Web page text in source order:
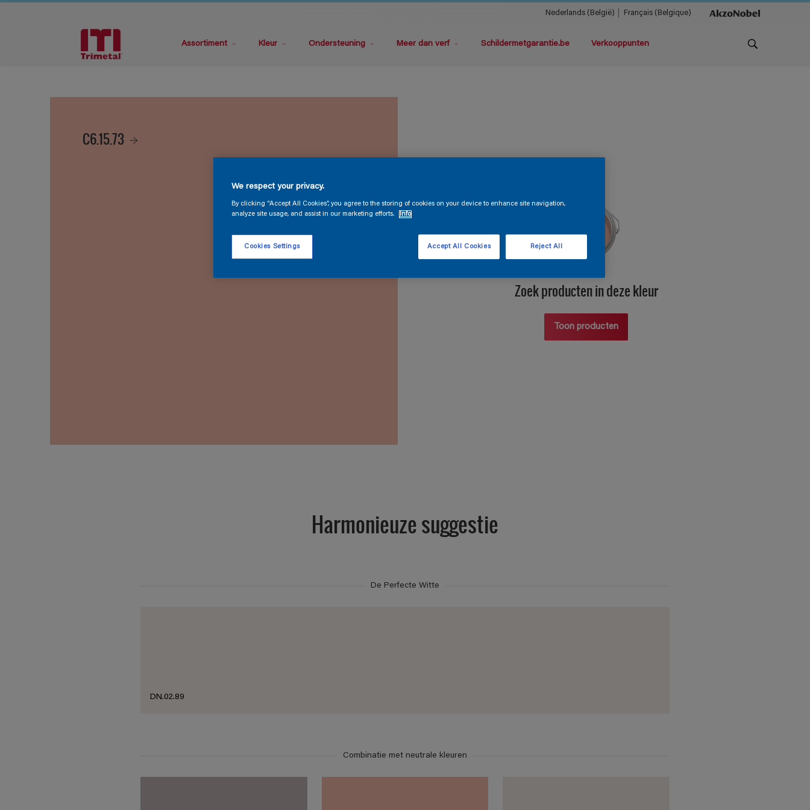
Nederlands (België) Français (Belgique)
Assortiment Kleur Ondersteuning Meer dan verf Schildermetgarantie.be Verkooppunten
C6.15.73
Zoek producten in deze kleur
Toon producten
Harmonieuze suggestie
De Perfecte Witte
DN.02.89
Combinatie met neutrale kleuren
We respect your privacy.
By clicking “Accept All Cookies”, you agree to the storing of cookies on your device to enhance site navigation,
analyze site usage, and assist in our marketing efforts.
Info
Cookies Settings Reject All
Accept All Cookies